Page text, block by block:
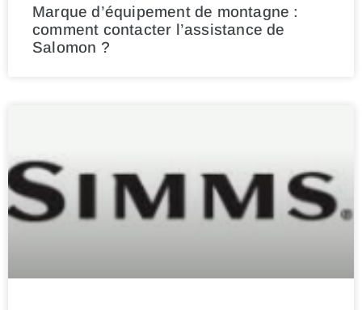
Marque d’équipement de montagne :
comment contacter l’assistance de
Salomon ?